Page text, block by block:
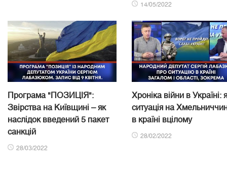
14/05/2022
Програма "ПОЗИЦІЯ":
Звірства на Київщині – як
наслідок введений 5 пакет
санкцій
28/03/2022
Хроніка війни в Україні:
ситуація на
в країні вцілому
28/02/2022